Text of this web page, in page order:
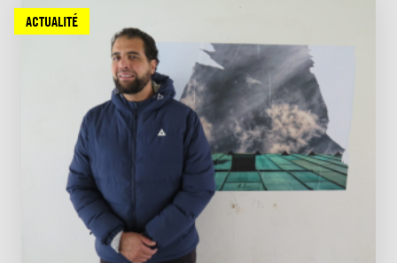
ACTUALITÉ